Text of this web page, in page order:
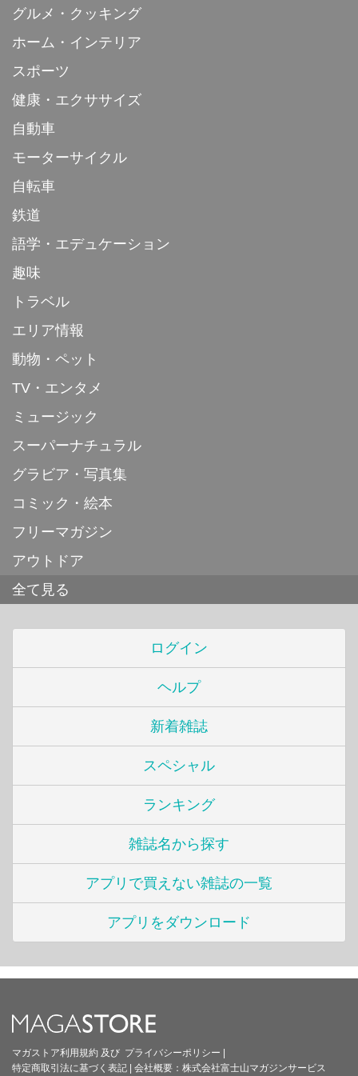
グルメ・クッキング
ホーム・インテリア
スポーツ
健康・エクササイズ
自動車
モーターサイクル
自転車
鉄道
語学・エデュケーション
趣味
トラベル
エリア情報
動物・ペット
TV・エンタメ
ミュージック
スーパーナチュラル
グラビア・写真集
コミック・絵本
フリーマガジン
アウトドア
全て見る
ログイン
ヘルプ
新着雑誌
スペシャル
ランキング
雑誌名から探す
アプリで買えない雑誌の一覧
アプリをダウンロード
マガストア利用規約 及び プライバシーポリシー |
特定商取引法に基づく表記 | 会社概要： 株式会社富士山マガジンサービス